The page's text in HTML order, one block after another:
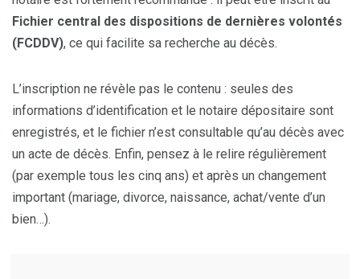
Fichier central des dispositions de dernières volontés
(FCDDV), ce qui facilite sa recherche au décès.
L’inscription ne révèle pas le contenu : seules des
informations d’identification et le notaire dépositaire sont
enregistrés, et le fichier n’est consultable qu’au décès avec
un acte de décès. Enfin, pensez à le relire régulièrement
(par exemple tous les cinq ans) et après un changement
important (mariage, divorce, naissance, achat/vente d’un
bien…).